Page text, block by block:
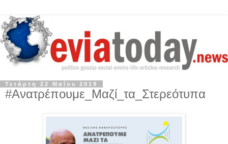
Τετάρτη 22 Μαΐου 2019
#Ανατρέπουμε_Μαζί_τα_Στερεότυπα